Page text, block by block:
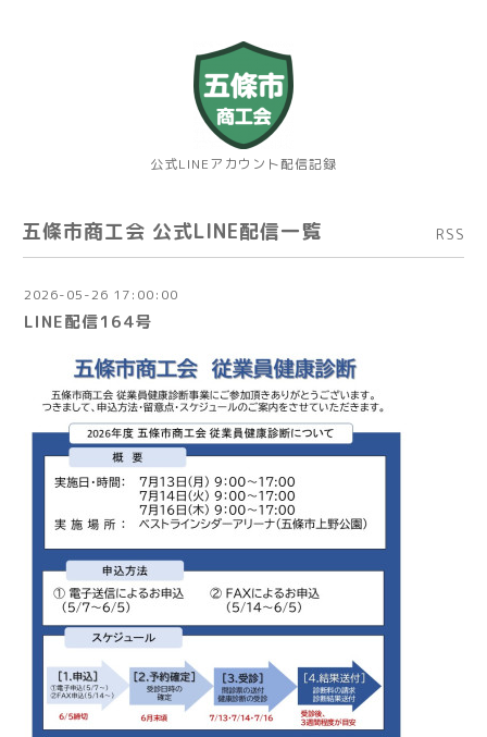
公式LINEアカウント配信記録
五條市商工会 公式LINE配信一覧 RSS
2026-05-26 17:00:00
LINE配信164号